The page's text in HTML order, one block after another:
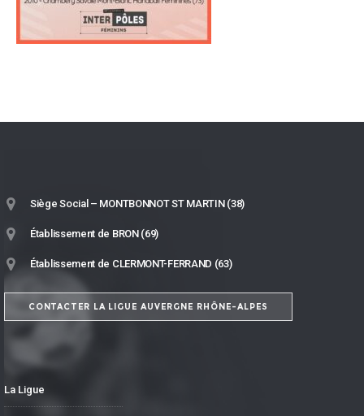
Siège Social – MONTBONNOT ST MARTIN (38)
Établissement de BRON (69)
Établissement de CLERMONT-FERRAND (63)
CONTACTER LA LIGUE AUVERGNE RHÔNE-ALPES
La Ligue